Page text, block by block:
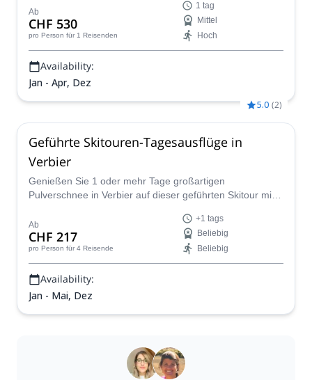
einem erstaunlichen Berg.
Ab
CHF 530
pro Person für 1 Reisenden
1 tag
Mittel
Hoch
Availability:
Jan - Apr, Dez
5.0 (2)
Geführte Skitouren-Tagesausflüge in
Verbier
Genießen Sie 1 oder mehr Tage großartigen
Pulverschnee in Verbier auf dieser geführten Skitour mit
alle Niveaus!
Ab
CHF 217
pro Person für 4 Reisende
+1 tags
Beliebig
Beliebig
Availability:
Jan - Mai, Dez